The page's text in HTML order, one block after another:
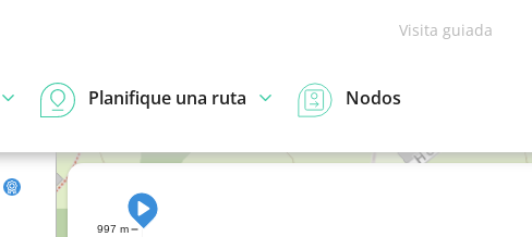
Visita guiada
Planifique una ruta Nodos
997 m